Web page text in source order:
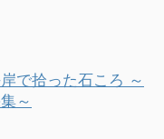
で拾った石ころ ～
～